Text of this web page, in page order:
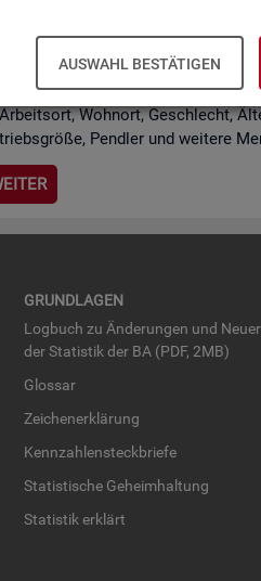
AUSWAHL BESTÄTIGEN
Be­schäf­tig­ten
Ge­mein­den
Wohn­ort, Ge­schlecht,
Pend­ler und wei­te­re
GRUND­LA­GEN
Log­buch zu Än­de­run­gen und
der Sta­tis­tik der BA (PDF, 2MB)
Glos­sar
Zei­chen­er­klä­rung
Kenn­zah­len­steck­brie­fe
Sta­tis­ti­sche Ge­heim­hal­tung
Sta­tis­tik er­klärt